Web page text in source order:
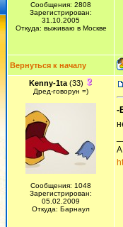
Сообщения: 2808
Зарегистрирован:
31.10.2005
Откуда: выживаю в Москве
Вернуться к началу
Kenny-1ta(33)
Дред-говорун =)
Сообщения: 1048
Зарегистрирован:
05.02.2009
Откуда: Барнаул
-
А